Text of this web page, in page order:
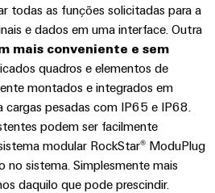
Inovações de
produtos
Conectividade
prática para o
seu setor.
Nossas
inovações de
conectividade
todas as funções solicitadas para a
e dados em uma interface. Outra
mais conveniente e sem
quadros e elementos de
montados e integrados em
cargas pesadas com IP65 e IP68.
podem ser facilmente
modular RockStar® ModuPlug
no sistema. Simplesmente mais
daquilo que pode prescindir.